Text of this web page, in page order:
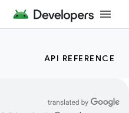
API REFERENCE